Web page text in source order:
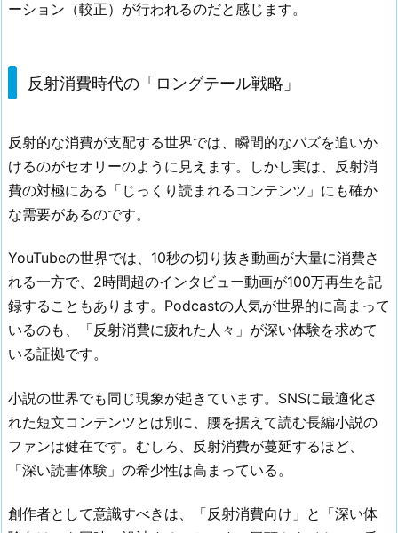
ーション（較正）が行われるのだと感じます。
反射消費時代の「ロングテール戦略」
反射的な消費が支配する世界では、瞬間的なバズを追いか
けるのがセオリーのように見えます。しかし実は、反射消
費の対極にある「じっくり読まれるコンテンツ」にも確か
な需要があるのです。
YouTubeの世界では、10秒の切り抜き動画が大量に消費さ
れる一方で、2時間超のインタビュー動画が100万再生を記
録することもあります。Podcastの人気が世界的に高まって
いるのも、「反射消費に疲れた人々」が深い体験を求めて
いる証拠です。
小説の世界でも同じ現象が起きています。SNSに最適化さ
れた短文コンテンツとは別に、腰を据えて読む長編小説の
ファンは健在です。むしろ、反射消費が蔓延するほど、
「深い読書体験」の希少性は高まっている。
創作者として意識すべきは、「反射消費向け」と「深い体